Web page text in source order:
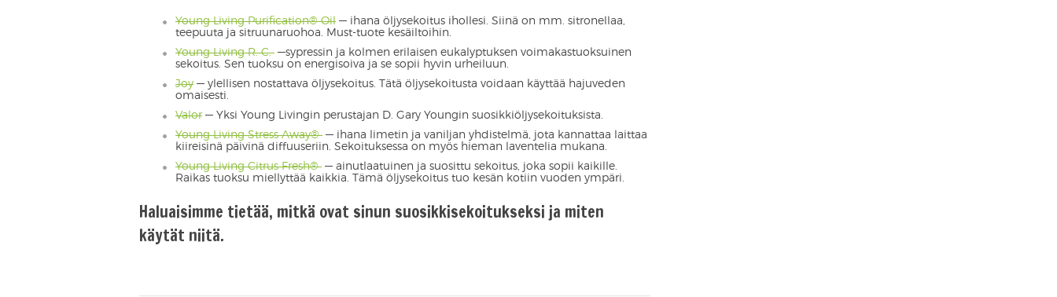
Young Living Purification® Oil — ihana öljysekoitus ihollesi. Siinä on mm. sitronellaa,
teepuuta ja sitruunaruohoa. Must-tuote kesäiltoihin.
Young Living R. C. —sypressin ja kolmen erilaisen eukalyptuksen voimakastuoksuinen
sekoitus. Sen tuoksu on energisoiva ja se sopii hyvin urheiluun.
Joy — ylellisen nostattava öljysekoitus. Tätä öljysekoitusta voidaan käyttää hajuveden
omaisesti.
Valor — Yksi Young Livingin perustajan D. Gary Youngin suosikkiöljysekoituksista.
Young Living Stress Away® — ihana limetin ja vaniljan yhdistelmä, jota kannattaa laittaa
kiireisinä päivinä diffuuseriin. Sekoituksessa on myös hieman laventelia mukana.
Young Living Citrus Fresh® — ainutlaatuinen ja suosittu sekoitus, joka sopii kaikille.
Raikas tuoksu miellyttää kaikkia. Tämä öljysekoitus tuo kesän kotiin vuoden ympäri.
Haluaisimme tietää, mitkä ovat sinun suosikkisekoitukseksi ja miten
käytät niitä.